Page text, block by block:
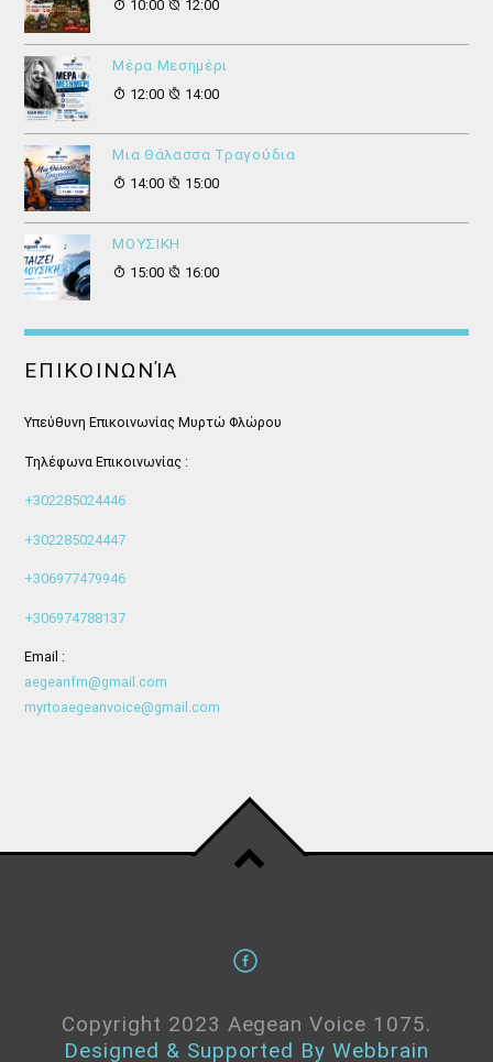
10:00
12:00
Μέρα Μεσημέρι
12:00
14:00
Μια Θάλασσα Τραγούδια
14:00
15:00
ΜΟΥΣΙΚΗ
15:00
16:00
ΕΠΙΚΟΙΝΩΝΊΑ
Υπεύθυνη Επικοινωνίας Μυρτώ Φλώρου
Τηλέφωνα Επικοινωνίας :
+302285024446
+302285024447
+306977479946
+306974788137
Email :
aegeanfm@gmail.com
myrtoaegeanvoice@gmail.com
Copyright 2023 Aegean Voice 1075.
Designed & Supported By Webbrain